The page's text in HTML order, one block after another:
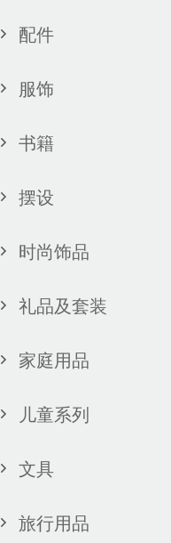
配件
服饰
书籍
摆设
时尚饰品
礼品及套装
家庭用品
儿童系列
文具
旅行用品